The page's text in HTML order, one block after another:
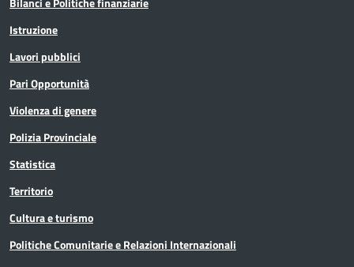
(Funzionario ed elevata qualificazione)
Istruttore Direttivo Geologia Applicata
con E.Q. (Funzionario ed elevata qualificazione)
Istruttore Direttivo Geometra con E.Q.
(Funzionario ed elevata qualificazione)
Istruzione
Lavori pubblici
Pari Opportunità
Violenza di genere
Polizia Provinciale
Statistica
Territorio
Cultura e turismo
Politiche Comunitarie e Relazioni Internazionali